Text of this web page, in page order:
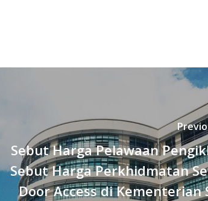
Sebut Harga Pelawaan
Sebut Harga Perkhidmatan
Door Access di Kementerian